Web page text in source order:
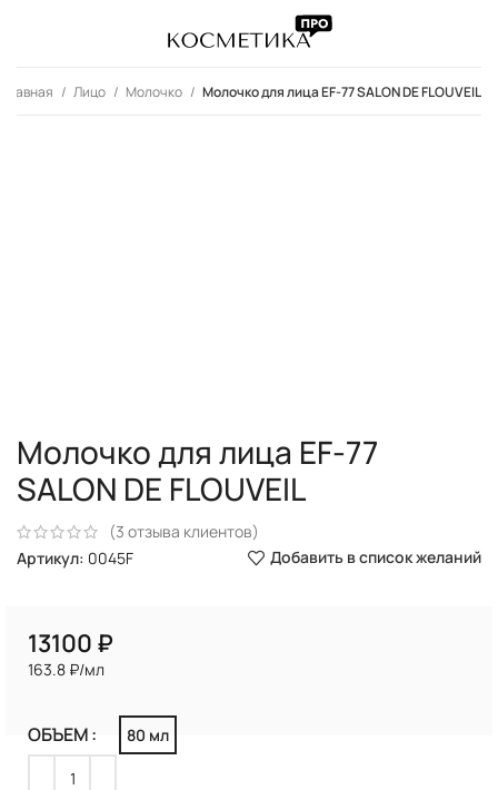
Главная Лицо Молочко Молочко для лица EF-77 SALON DE FLOUVEIL
Молочко для лица EF-77
SALON DE FLOUVEIL
(3 отзыва клиентов)
Артикул: 0045F Добавить в список желаний
₽
163.8 ₽/мл
ОБЪЕМ 80 мл